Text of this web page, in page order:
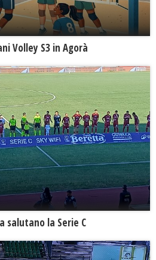
Volley S3 in Agorà
salutano la Serie C